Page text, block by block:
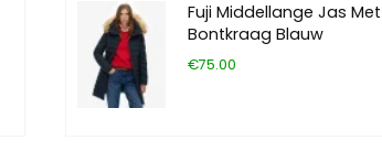
Fuji Middellange Jas Met
Bontkraag Blauw
€75.00